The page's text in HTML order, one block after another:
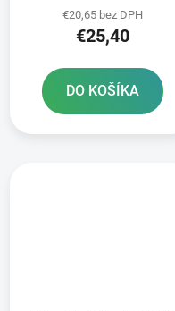
€20,65 bez DPH
€25,40
DO KOŠÍKA